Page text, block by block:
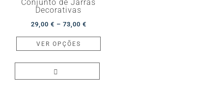
Conjunto de Jarras
Decorativas
29,00 € – 73,00 €Price
range:
29,00 €
through
VER OPÇÕES
This